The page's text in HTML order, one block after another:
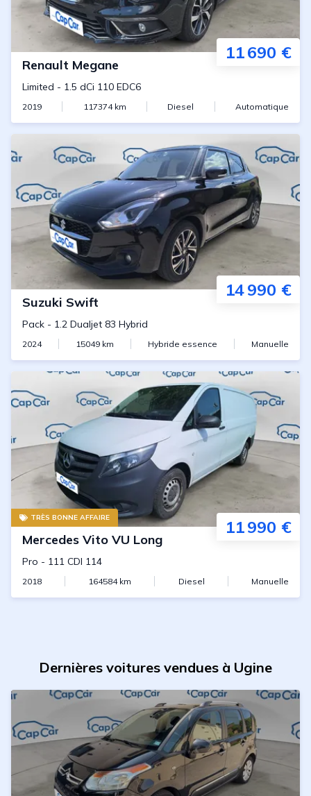
11 690 €
Renault Megane
Limited - 1.5 dCi 110 EDC6
2019 117374km Diesel Automatique
14 990 €
Suzuki Swift
Pack - 1.2 Dualjet 83 Hybrid
2024 15049 km Hybride essence Manuelle
TRÈS BONNE AFFAIRE 11 990 €
Mercedes Vito VU Long
Pro - 111 CDI 114
2018 164584km Diesel Manuelle
Dernières voitures vendues à Ugine